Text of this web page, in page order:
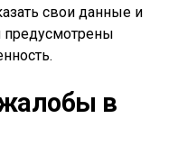
свои данные и
предусмотрены
в